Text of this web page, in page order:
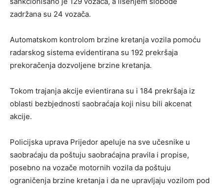
zadržana su 24 vozača.
Automatskom kontrolom brzine kretanja vozila pomoću
radarskog sistema evidentirana su 192 prekršaja
prekoračenja dozvolјene brzine kretanja.
Tokom trajanja akcije evientirana su i 184 prekršaja iz
oblasti bezbjednosti saobraćaja koji nisu bili akcenat
akcije.
Policijska uprava Prijedor apeluje na sve učesnike u
saobraćaju da poštuju saobraćajna pravila i propise,
posebno na vozače motornih vozila da poštuju
ograničenja brzine kretanja i da ne upravlјaju vozilom pod